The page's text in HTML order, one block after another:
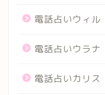
電話占いウィル
電話占いウラナ
電話占いカリス